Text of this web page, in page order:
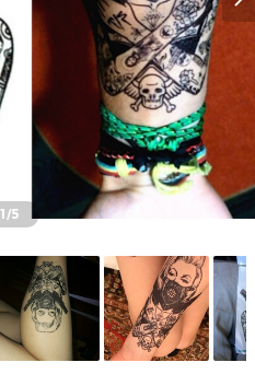
1/5